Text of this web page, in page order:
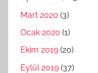
Mart 2020 (3)
Ocak 2020 (1)
Ekim 2019 (20)
Eylül 2019 (37)